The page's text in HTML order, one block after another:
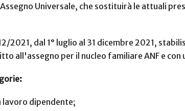
Universale, che sostituirà le attuali
2021, dal 1° luglio al 31 dicembre 2021,
all'assegno per il nucleo familiare ANF e con
dipendente;